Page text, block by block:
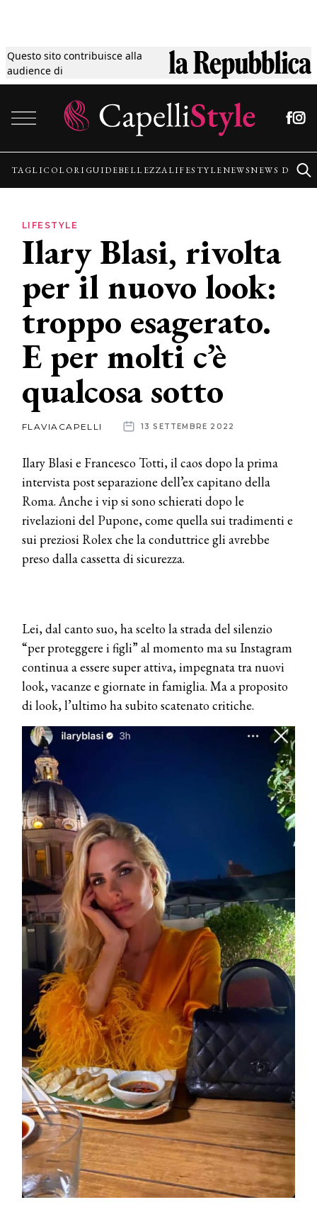
Questo sito contribuisce alla
audience di
Tagli
Colori
Guide
Lifestyle
News
News
dalle
aziende
TAGLICOLORI GUIDEBELLEZZALIFESTYLENEWSNEWS
LIFESTYLE
Ilary Blasi, rivolta
per il nuovo look:
troppo esagerato.
E per molti c’è
qualcosa sotto
FLAVIACAPELLI 13 SETTEMBRE 2022
Ilary Blasi e Francesco Totti, il caos dopo la prima
intervista post separazione dell’ex capitano della
Roma. Anche i vip si sono schierati dopo le
rivelazioni del Pupone, come quella sui tradimenti e
sui preziosi Rolex che la conduttrice gli avrebbe
preso dalla cassetta di sicurezza.
Lei, dal canto suo, ha scelto la strada del silenzio
“per proteggere i figli” al momento ma su Instagram
continua a essere super attiva, impegnata tra nuovi
look, vacanze e giornate in famiglia. Ma a proposito
di look, l’ultimo ha subito scatenato critiche.